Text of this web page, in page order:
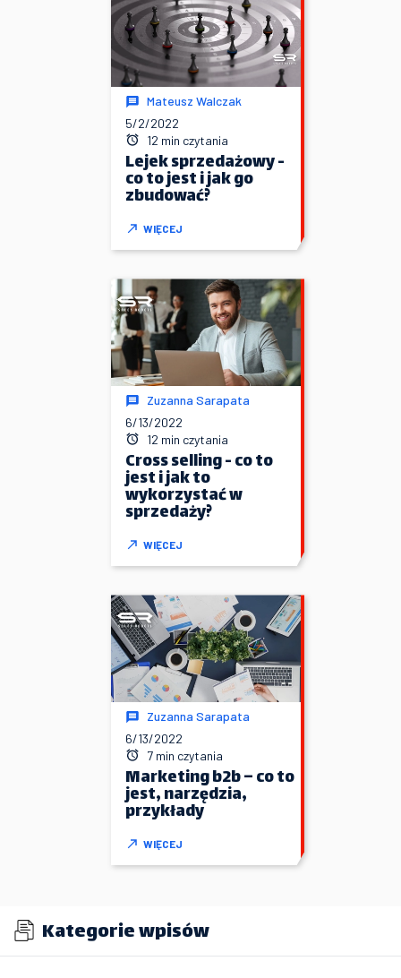
Mateusz Walczak
5/2/2022
12 min czytania
Lejek sprzedażowy -
co to jest i jak go
zbudować?
WIĘCEJ
Zuzanna Sarapata
6/13/2022
12 min czytania
Cross selling - co to
jest i jak to
wykorzystać w
sprzedaży?
WIĘCEJ
Zuzanna Sarapata
6/13/2022
7 min czytania
Marketing b2b – co to
jest, narzędzia,
przykłady
WIĘCEJ
Kategorie wpisów